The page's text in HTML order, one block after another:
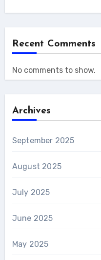
Recent Comments
No comments to show.
Archives
September 2025
August 2025
July 2025
June 2025
May 2025